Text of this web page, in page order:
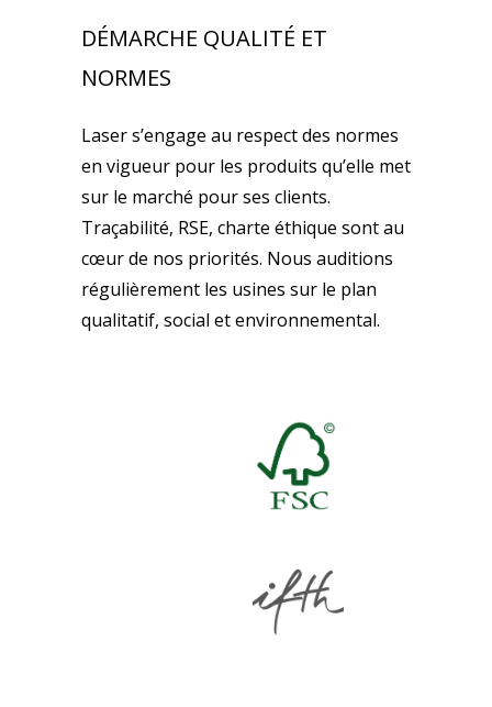
DÉMARCHE QUALITÉ ET
NORMES
Laser s’engage au respect des normes
en vigueur pour les produits qu’elle met
sur le marché pour ses clients.
Traçabilité, RSE, charte éthique sont au
cœur de nos priorités. Nous auditions
régulièrement les usines sur le plan
qualitatif, social et environnemental.